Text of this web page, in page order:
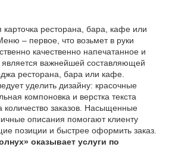
ресторана, бара, кафе или
– первое, что возьмет в руки
качественно напечатанное и
важнейшей составляющей
ресторана, бара или кафе.
уделить дизайну: красочные
компоновка и верстка текста
заказов. Насыщенные
описания помогают клиенту
позиции и быстрее оформить заказ.
оказывает услуги по